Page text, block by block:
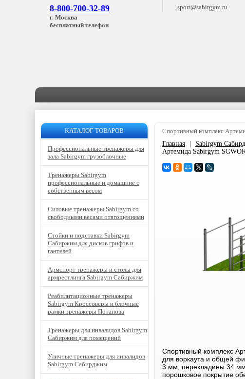
8-800-700-32-89
г. Москва
бесплатный телефон
sport@sabirgym.ru
Спортивный комплекс
Главная
Sabirgym
Артемида Sabirgym
Спортивный комплекс
для воркаута и общей
3 мм, перекладины 34
порошковое покрытие
КАТАЛОГ ТОВАРОВ
Профессиональные тренажеры для
зала Sabirgym грузоблочные
Тренажеры Sabirgym
профессиональные и домашние с
собственным весом
Силовые тренажеры Sabirgym со
свободными весами отягощениями
Стойки и подставки Sabirgym
Сабиржим для дисков грифов и
гантелей
Армспорт тренажеры и столы для
армрестлинга Sabirgym Сабиржим
Реабилитационные тренажеры
Sabirgym Кроссоверы и блочные
рамки тренажеры Потапова
Тренажеры для инвалидов Sabirgym
Сабиржим для помещений
Уличные тренажеры для инвалидов
Sabirgym Сабирджим